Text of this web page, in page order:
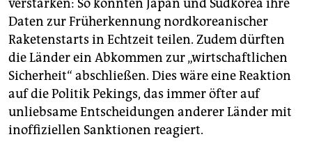
verstärken: So könnten Japan und Südkorea ihre
Daten zur Früherkennung nordkoreanischer
Raketenstarts in Echtzeit teilen. Zudem dürften
die Länder ein Abkommen zur „wirtschaftlichen
Sicherheit“ abschließen. Dies wäre eine Reaktion
auf die Politik Pekings, das immer öfter auf
unliebsame Entscheidungen anderer Länder mit
inoffiziellen Sanktionen reagiert.